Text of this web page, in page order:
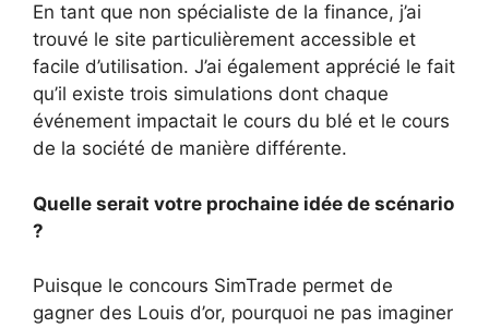
En tant que non spécialiste de la finance, j’ai
trouvé le site particulièrement accessible et
facile d’utilisation. J’ai également apprécié le fait
qu’il existe trois simulations dont chaque
événement impactait le cours du blé et le cours
de la société de manière différente.
Quelle serait votre prochaine idée de scénario
?
Puisque le concours SimTrade permet de
gagner des Louis d’or, pourquoi ne pas imaginer